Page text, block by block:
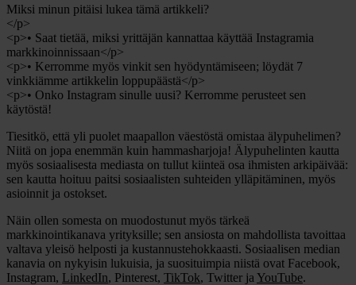
Miksi minun pitäisi lukea tämä artikkeli?
</p>
<p>• Saat tietää, miksi yrittäjän kannattaa käyttää Instagramia
markkinoinnissaan</p>
<p>• Kerromme myös vinkit sen hyödyntämiseen; löydät 7
vinkkiämme artikkelin loppupäästä</p>
<p>• Onko Instagram sinulle uusi? Kerromme perusteet sen
käytöstä!
Tiesitkö, että yli puolet maapallon väestöstä omistaa älypuhelimen?
Niitä on jopa enemmän kuin hammasharjoja! Älypuhelinten kautta
myös sosiaalisesta mediasta on tullut kiinteä osa ihmisten arkipäivää:
sen kautta hoituu paitsi sosiaalisten suhteiden ylläpitäminen, myös
asioinnit ja ostokset.
Näin ollen somesta on muodostunut myös tärkeä
markkinointikanava yrityksille; sen ansiosta on mahdollista tavoittaa
valtava yleisö helposti ja kustannustehokkaasti. Sosiaalisen median
kanavia on nykyisin lukuisia, ja suosituimpia niistä ovat Facebook,
Instagram, LinkedIn, Pinterest, TikTok, Twitter ja YouTube.